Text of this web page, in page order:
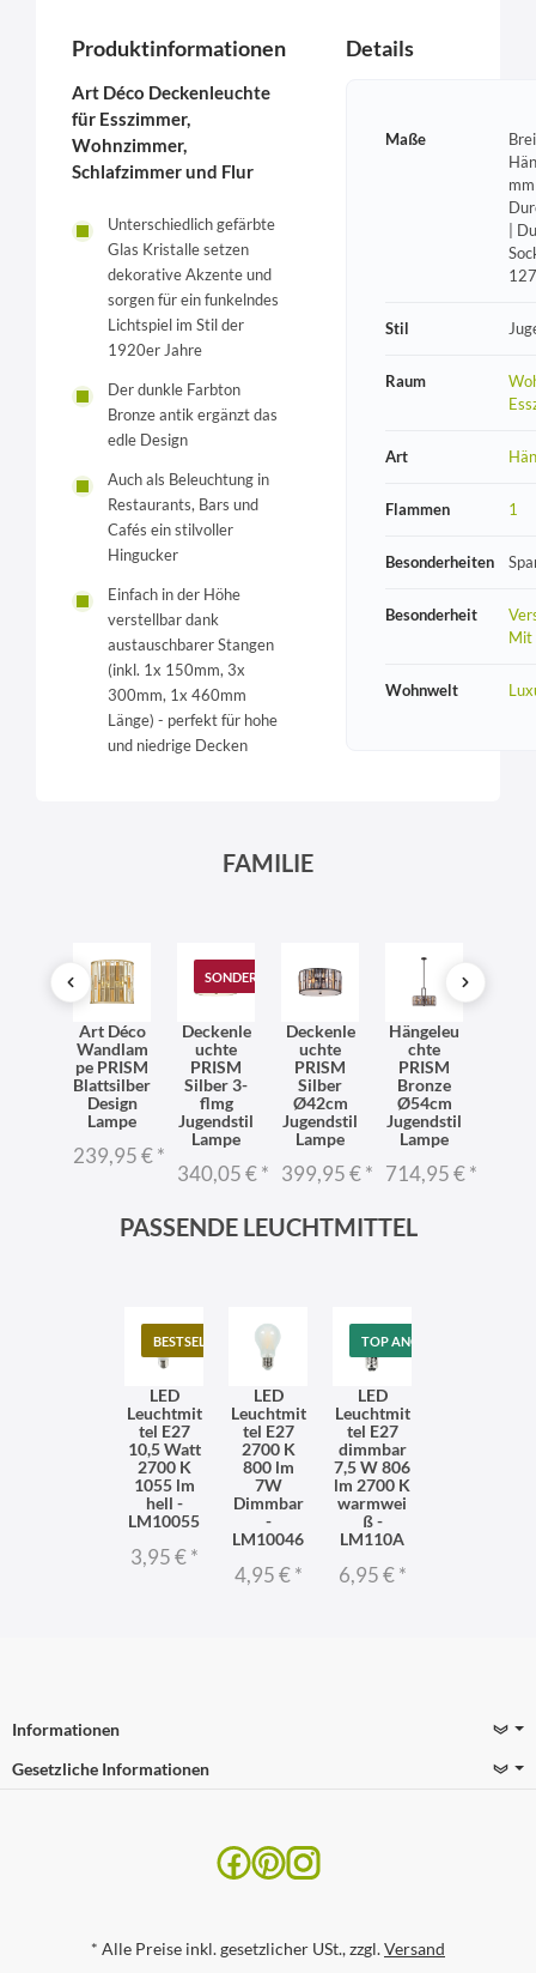
Produktinformationen
Art Déco Deckenleuchte
für Esszimmer,
Wohnzimmer,
Schlafzimmer und Flur
Unterschiedlich gefärbte
Glas Kristalle setzen
dekorative Akzente und
sorgen für ein funkelndes
Lichtspiel im Stil der
1920er Jahre
Der dunkle Farbton
Bronze antik ergänzt das
edle Design
Auch als Beleuchtung in
Restaurants, Bars und
Cafés ein stilvoller
Hingucker
Einfach in der Höhe
verstellbar dank
austauschbarer Stangen
(inkl. 1x 150mm, 3x
300mm, 1x 460mm
Länge) - perfekt für hohe
und niedrige Decken
Details
Maße
|
Stil
Raum
Art
Flammen 1
Besonderheiten
Besonderheit
Mit
Wohnwelt
FAMILIE
Art Déco
Wandlam
pe PRISM
Blattsilber
Design
Lampe
239,95 €*
SONDERANGEBOT
Deckenle
uchte
PRISM
Silber 3-
flmg
Jugendstil
Lampe
340,05 €*
Deckenle
uchte
PRISM
Silber
Ø42cm
Jugendstil
Lampe
399,95 €*
Hängeleu
chte
PRISM
Bronze
Ø54cm
Jugendstil
Lampe
714,95 €*
PASSENDE LEUCHTMITTEL
BESTSELLER
LED
Leuchtmit
tel E27
10,5 Watt
2700 K
1055 lm
hell -
LM10055
3,95 €*
LED
Leuchtmit
tel E27
2700 K
800 lm
7W
Dimmbar
-
LM10046
4,95 €*
TOP ANGEBOT
LED
Leuchtmit
tel E27
dimmbar
7,5 W 806
lm 2700 K
warmwei
ß -
LM110A
6,95 €*
Informationen
Gesetzliche Informationen
* Alle Preise inkl. gesetzlicher USt., zzgl.Versand